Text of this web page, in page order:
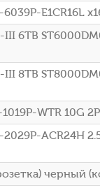
E1CR16L
6TB
8TB
WTR 10G
ACR24H
черный